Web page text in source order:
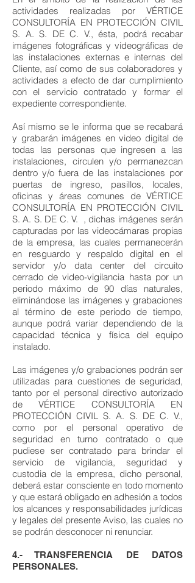
actividades realizadas por VÉRTICE
CONSULTORÍA EN PROTECCIÓN CIVIL
S. A. S. DE C. V., ésta, podrá recabar
imágenes fotográficas y videográficas de
las instalaciones externas e internas del
Cliente, así como de sus colaboradores y
actividades a efecto de dar cumplimiento
con el servicio contratado y formar el
expediente correspondiente.
Así mismo se le informa que se recabará
y grabarán imágenes en video digital de
todas las personas que ingresen a las
instalaciones, circulen y/o permanezcan
dentro y/o fuera de las instalaciones por
puertas de ingreso, pasillos, locales,
oficinas y áreas comunes de VÉRTICE
CONSULTORÍA EN PROTECCIÓN CIVIL
S. A. S. DE C. V. , dichas imágenes serán
capturadas por las videocámaras propias
de la empresa, las cuales permanecerán
en resguardo y respaldo digital en el
servidor y/o data center del circuito
cerrado de video-vigilancia hasta por un
periodo máximo de 90 días naturales,
eliminándose las imágenes y grabaciones
al término de este periodo de tiempo,
aunque podrá variar dependiendo de la
capacidad técnica y física del equipo
instalado.
Las imágenes y/o grabaciones podrán ser
utilizadas para cuestiones de seguridad,
tanto por el personal directivo autorizado
de VÉRTICE CONSULTORÍA EN
PROTECCIÓN CIVIL S. A. S. DE C. V.,
como por el personal operativo de
seguridad en turno contratado o que
pudiese ser contratado para brindar el
servicio de vigilancia, seguridad y
custodia de la empresa, dicho personal,
deberá estar consciente en todo momento
y que estará obligado en adhesión a todos
los alcances y responsabilidades jurídicas
y legales del presente Aviso, las cuales no
se podrán desconocer ni renunciar.
4.- TRANSFERENCIA DE DATOS
PERSONALES.